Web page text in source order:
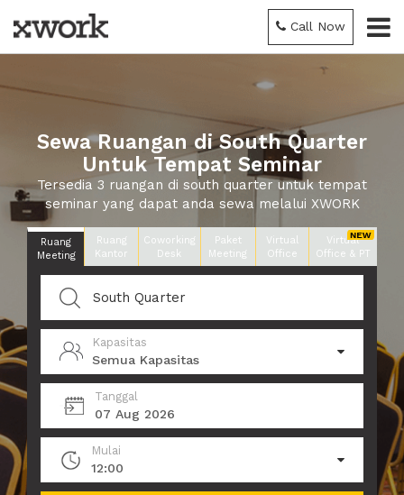
Call Now
Sewa Ruangan di South Quarter
Untuk Tempat Seminar
Tersedia 3 ruangan di south quarter untuk tempat
seminar yang dapat anda sewa melalui XWORK
Ruang
Meeting
Ruang
Kantor
Coworking
Desk
Paket
Meeting
Virtual
Office
Virtual
Office & PT
Kapasitas
Semua Kapasitas
Tanggal
07 Aug 2026
Mulai
12:00